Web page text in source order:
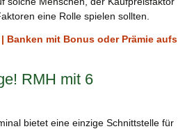
eine Rolle spielen sollten.
Banken mit Bonus oder Prämie aufs
RMH mit 6
bietet eine einzige Schnittstelle für